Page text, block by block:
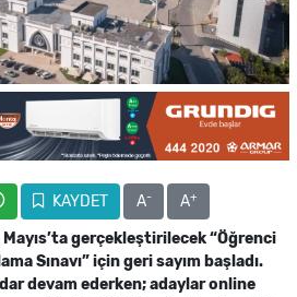
KAYDET A- A+
gerçekleştirilecek “Öğrenci
Sınavı” için geri sayım başladı.
devam ederken; adaylar online